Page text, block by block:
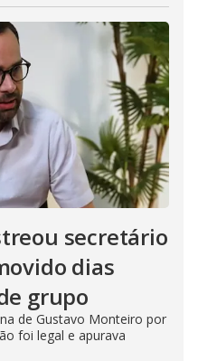
secretário
dias
grupo
de Gustavo Monteiro por
foi legal e apurava